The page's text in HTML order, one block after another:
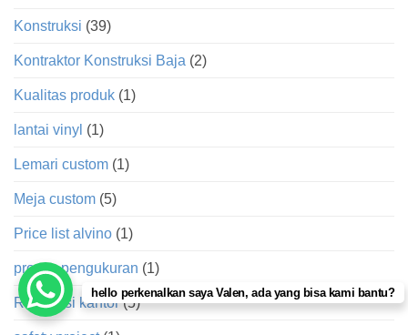
Konstruksi (39)
Kontraktor Konstruksi Baja (2)
Kualitas produk (1)
lantai vinyl (1)
Lemari custom (1)
Meja custom (5)
Price list alvino (1)
proses pengukuran (1)
Renovasi kantor(5)
hello perkenalkan saya Valen, ada yang bisa kami bantu?